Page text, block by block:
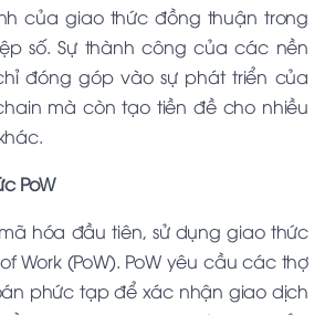
của giao thức đồng thuận trong
số. Sự thành công của các nền
đóng góp vào sự phát triển của
mà còn tạo tiền đề cho nhiều
PoW
hóa đầu tiên, sử dụng giao thức
Work (PoW). PoW yêu cầu các thợ
phức tạp để xác nhận giao dịch